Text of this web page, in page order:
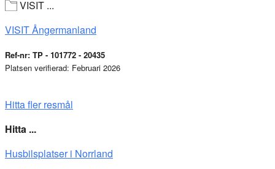
VISIT ...
VISIT Ångermanland
Ref-nr: TP - 101772 - 20435
Platsen verifierad: Februari 2026
Hitta fler resmål
Hitta ...
Husbilsplatser i Norrland